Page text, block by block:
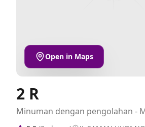
Open in Maps
2 R
Minuman dengan pengolahan -